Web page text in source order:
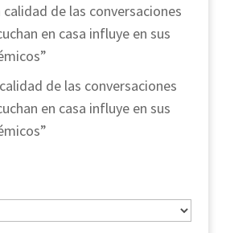
calidad de las conversaciones
en casa influye en sus
de las conversaciones
en casa influye en sus